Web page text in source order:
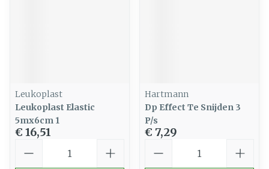
Leukoplast
Leukoplast Elastic
5mx6cm 1
€ 16,51
Hartmann
Dp Effect Te Snijden 3
P/s
€ 7,29